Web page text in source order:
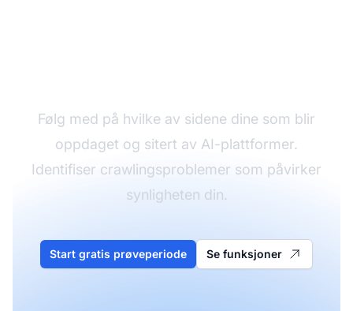
Følg med på hvilke av sidene dine som blir
oppdaget og sitert av AI-plattformer.
Identifiser crawlingsproblemer som påvirker
synligheten din.
Start gratis prøveperiode Se funksjoner